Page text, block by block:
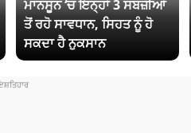
ਮਾਨਸੂਨ ‘ਚ ਇਨ੍ਹਾਂ 3 ਸਬਜ਼ੀਆਂ
ਤੋਂ ਰਹੋ ਸਾਵਧਾਨ, ਸਿਹਤ ਨੂੰ ਹੋ
ਸਕਦਾ ਹੈ ਨੁਕਸਾਨ